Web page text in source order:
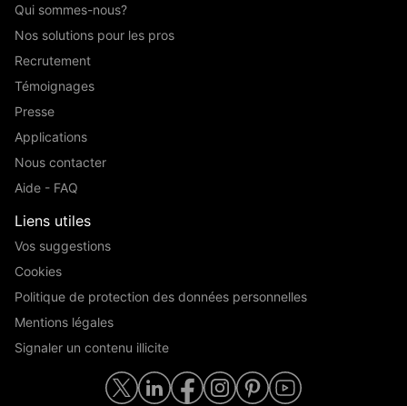
Qui sommes-nous?
Nos solutions pour les pros
Recrutement
Témoignages
Presse
Applications
Nous contacter
Aide - FAQ
Liens utiles
Vos suggestions
Cookies
Politique de protection des données personnelles
Mentions légales
Signaler un contenu illicite